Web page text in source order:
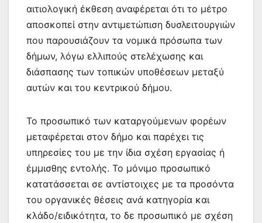
αιτιολογική έκθεση αναφέρεται ότι το μέτρο
αποσκοπεί στην αντιμετώπιση δυσλειτουργιών
που παρουσιάζουν τα νομικά πρόσωπα των
δήμων, λόγω ελλιπούς στελέχωσης και
διάσπασης των τοπικών υποθέσεων μεταξύ
αυτών και του κεντρικού δήμου.
Το προσωπικό των καταργούμενων φορέων
μεταφέρεται στον δήμο και παρέχει τις
υπηρεσίες του με την ίδια σχέση εργασίας ή
έμμισθης εντολής. Το μόνιμο προσωπικό
κατατάσσεται σε αντίστοιχες με τα προσόντα
του οργανικές θέσεις ανά κατηγορία και
κλάδο/ειδικότητα, το δε προσωπικό με σχέση